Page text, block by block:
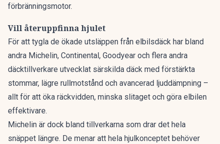
förbränningsmotor.
Vill återuppfinna hjulet
För att tygla de ökade utsläppen från elbilsdäck har bland
andra Michelin, Continental, Goodyear och flera andra
däcktillverkare utvecklat särskilda däck med förstärkta
stommar, lägre rullmotstånd och avancerad ljuddämpning –
allt för att öka räckvidden, minska slitaget och göra elbilen
effektivare.
Michelin är dock bland tillverkarna som drar det hela
snäppet längre. De menar att hela hjulkonceptet behöver